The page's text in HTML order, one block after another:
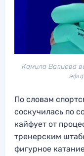
Камила Валиева
По словам
соскучилась по
кайфует от
тренерским
фигурное